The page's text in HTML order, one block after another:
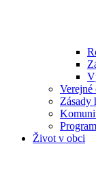
Verejné
Zásady
Život v obci